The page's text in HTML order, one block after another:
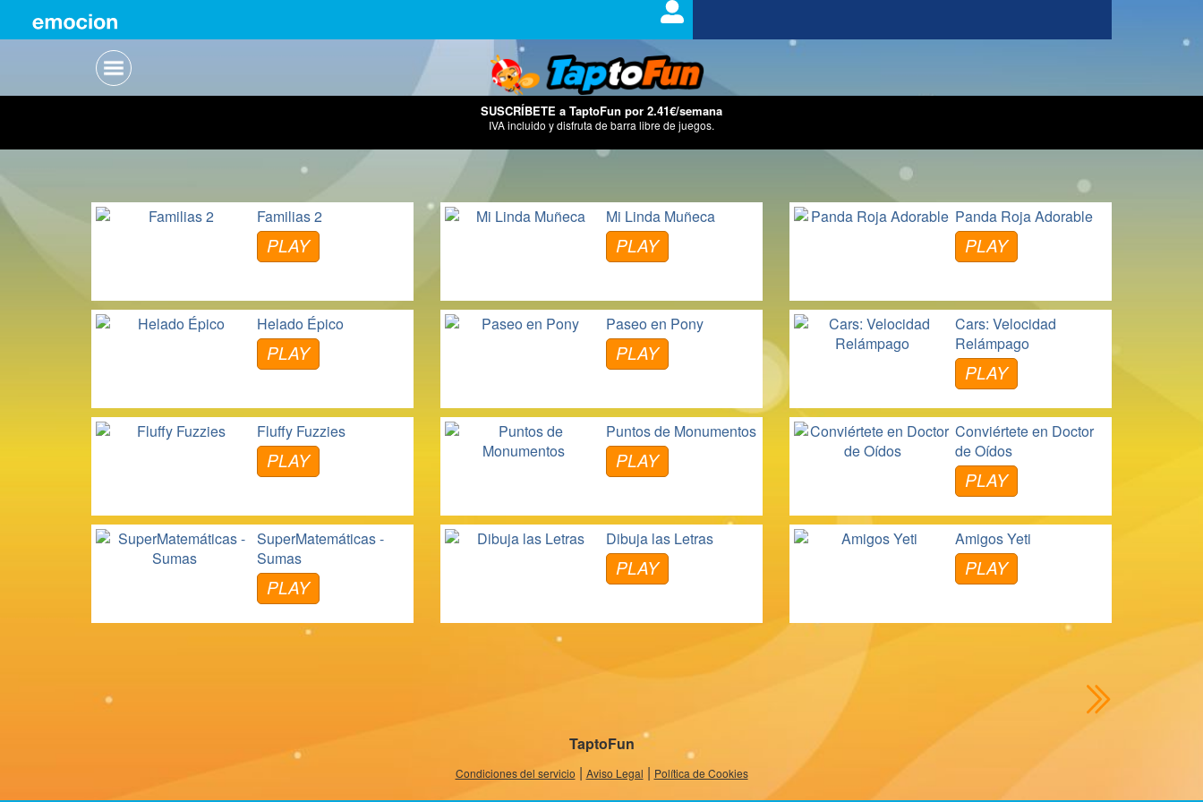
SUSCRÍBETE a TaptoFun por 2.41€/semana
IVA incluido y disfruta de barra libre de juegos.
Familias 2
PLAY
Mi Linda Muñeca
PLAY
Panda Roja Adorable
PLAY
Helado Épico
PLAY
Paseo en Pony
PLAY
Cars: Velocidad
Relámpago
PLAY
Fluffy Fuzzies
PLAY
Puntos de Monumentos
PLAY
Conviértete en Doctor
de Oídos
PLAY
SuperMatemáticas -
Sumas
PLAY
Dibuja las Letras
PLAY
Amigos Yeti
PLAY
TaptoFun
Condiciones del servicio | Aviso Legal | Política de Cookies